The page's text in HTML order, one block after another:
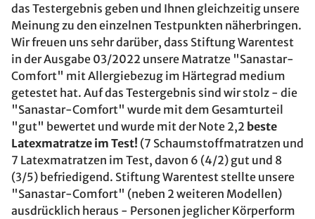
das Testergebnis geben und Ihnen gleichzeitig unsere
Meinung zu den einzelnen Testpunkten näherbringen.
Wir freuen uns sehr darüber, dass Stiftung Warentest
in der Ausgabe 03/2022 unsere Matratze "Sanastar-
Comfort" mit Allergiebezug im Härtegrad medium
getestet hat. Auf das Testergebnis sind wir stolz - die
"Sanastar-Comfort" wurde mit dem Gesamturteil
"gut" bewertet und wurde mit der Note 2,2 beste
Latexmatratze im Test! (7 Schaumstoffmatratzen und
7 Latexmatratzen im Test, davon 6 (4/2) gut und 8
(3/5) befriedigend. Stiftung Warentest stellte unsere
"Sanastar-Comfort" (neben 2 weiteren Modellen)
ausdrücklich heraus - Personen jeglicher Körperform